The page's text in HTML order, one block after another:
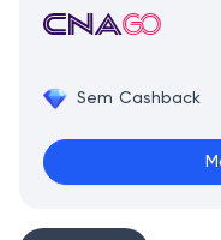
Sem Cashback